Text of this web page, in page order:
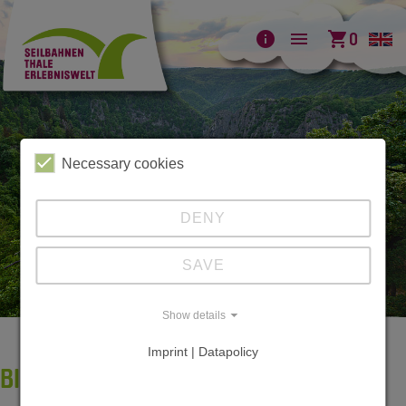
info menu shopping_cart0
BILDERGALERIE BODETAL
Necessary cookies
DENY
SAVE
Show details
Imprint | Datapolicy